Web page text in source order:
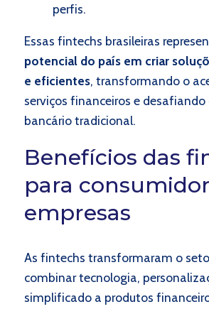
perfis.
Essas fintechs brasileiras
potencial do país em criar
e eficientes, transformando o
serviços financeiros e
bancário tradicional.
Benefícios das
para
empresas
As fintechs transformaram o
combinar tecnologia,
simplificado a produtos